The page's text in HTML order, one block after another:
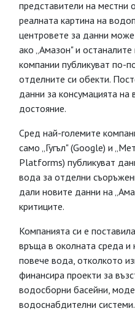
представители на местни
реалната картина на
центровете за данни
ако „Амазон" и
компании публикуват по-
отделните си обекти.
данни за консумацията на
достояние.
Сред най-големите
само „Гугъл" (Google) и
Platforms) публикуват
вода за отделни
дали новите данни на
критиците.
Компанията си е
връща в околната среда и
повече вода, отколкото
финансира проекти за
водосборни басейни,
водоснабдителни системи.